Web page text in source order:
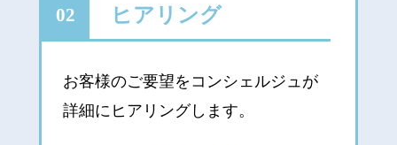
02 ヒアリング
お客様のご要望をコンシェルジュが
詳細にヒアリングします。